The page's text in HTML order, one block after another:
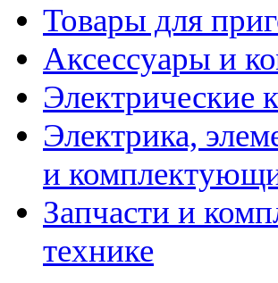
Товары для
Аксессуары и
Электрические
Электрика,
и
Запчасти и
технике